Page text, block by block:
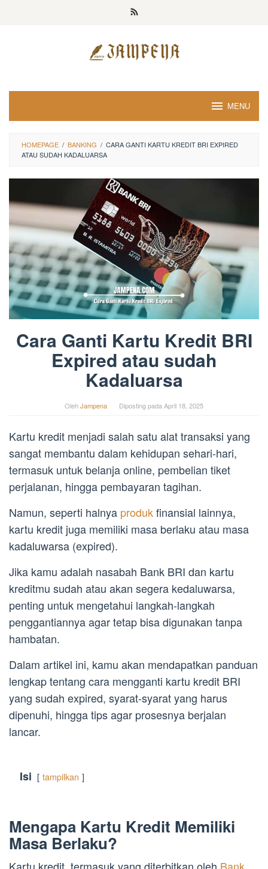
MENU
HOMEPAGE / BANKING / CARA GANTI KARTU KREDIT BRI EXPIRED
ATAU SUDAH KADALUARSA
Cara Ganti Kartu Kredit BRI
Expired atau sudah
Kadaluarsa
OlehJampena Diposting pada April 18, 2025
Kartu kredit menjadi salah satu alat transaksi yang
sangat membantu dalam kehidupan sehari-hari,
termasuk untuk belanja online, pembelian tiket
perjalanan, hingga pembayaran tagihan.
Namun, seperti halnya produkfinansial lainnya,
kartu kredit juga memiliki masa berlaku atau masa
kadaluwarsa (expired).
Jika kamu adalah nasabah Bank BRI dan kartu
kreditmu sudah atau akan segera kedaluwarsa,
penting untuk mengetahui langkah-langkah
penggantiannya agar tetap bisa digunakan tanpa
hambatan.
Dalam artikel ini, kamu akan mendapatkan panduan
lengkap tentang cara mengganti kartu kredit BRI
yang sudah expired, syarat-syarat yang harus
dipenuhi, hingga tips agar prosesnya berjalan
lancar.
Isi tampilkan
Mengapa Kartu Kredit Memiliki
Masa Berlaku?